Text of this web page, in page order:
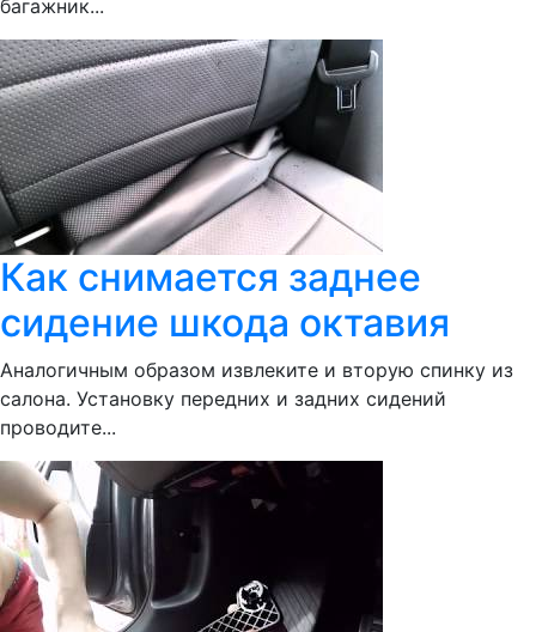
багажник...
Как снимается заднее
сидение шкода октавия
Аналогичным образом извлеките и вторую спинку из
салона. Установку передних и задних сидений
проводите...